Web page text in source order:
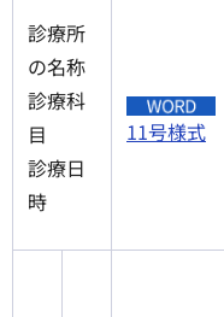
診療所
の名称
診療科
目
診療日
時
11号様式